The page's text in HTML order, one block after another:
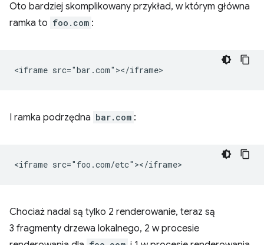
Oto bardziej skomplikowany przykład, w którym główna
ramka to foo.com :
I ramka podrzędna bar.com :
Chociaż nadal są tylko 2 renderowanie, teraz są
3 fragmenty drzewa lokalnego, 2 w procesie